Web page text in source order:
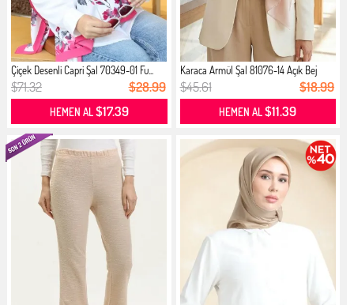
Çiçek Desenli Capri Şal 70349-01 Fu...
$71.32 $28.99
HEMEN AL$17.39
Karaca Armül Şal 81076-14 Açık Bej
$45.61 $18.99
HEMEN AL$11.39